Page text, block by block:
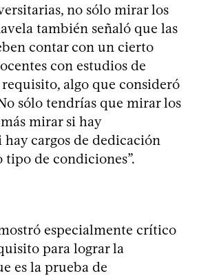
no sólo mirar los
también señaló que las
contar con un cierto
con estudios de
algo que consideró
sólo tendrías que mirar los
mirar si hay
cargos de dedicación
de condiciones”.
especialmente crítico
para lograr la
es la prueba de